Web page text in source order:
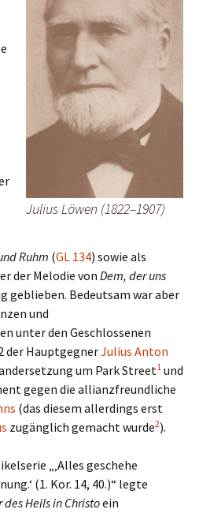
Julius Löwen (1822–1907)
Ruhm (GL 134) sowie als
der Melodie von Dem, der uns
geblieben. Bedeutsam war aber
und
unter den Geschlossenen
der HauptgegnerJulius Anton
um Park Street1 und
gegen die allianzfreundliche
(das diesem allerdings erst
zugänglich gemacht wurde2).
„‚Alles geschehe
(1. Kor. 14, 40.)“ legte
Heils in Christoein